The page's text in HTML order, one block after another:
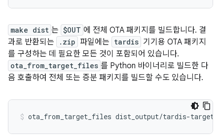
make dist 는 $OUT 에 전체 OTA 패키지를 빌드합니다. 결
과로 반환되는
.zip 파일에는 tardis 기기용 OTA 패키지
를 구성하는 데 필요한 모든 것이 포함되어 있습니다.
ota_from_target_files 를 Python 바이너리로 빌드한 다
음 호출하여 전체 또는 증분 패키지를 빌드할 수도 있습니다.
ota_from_target_files dist_output/tardis-